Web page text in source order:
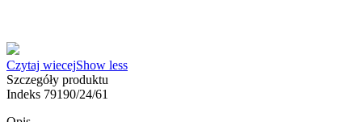
Czytaj wiecejShow less
Szczegóły produktu
Indeks 79190/24/61